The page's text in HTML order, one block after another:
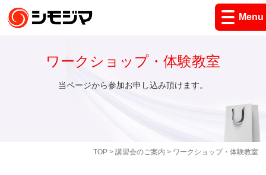
Menu
TOP> 講習会のご案内 > ワークショップ・体験教室
ワークショップ・体験教室
当ページから参加お申し込み頂けます。